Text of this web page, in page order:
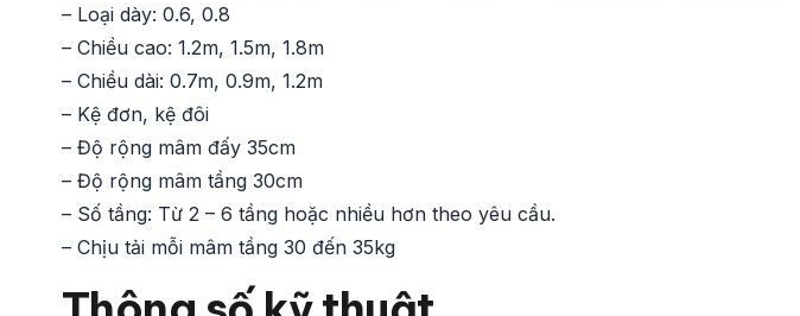
– Loại dày: 0.6, 0.8
– Chiều cao: 1.2m, 1.5m, 1.8m
– Chiều dài: 0.7m, 0.9m, 1.2m
– Kệ đơn, kệ đôi
– Độ rộng mâm đấy 35cm
– Độ rộng mâm tầng 30cm
– Số tầng: Từ 2 – 6 tầng hoặc nhiều hơn theo yêu cầu.
– Chịu tải mỗi mâm tầng 30 đến 35kg